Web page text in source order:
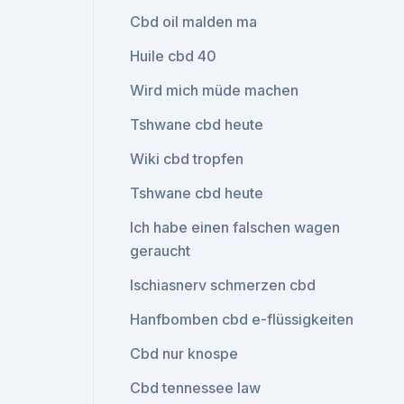
Cbd oil malden ma
Huile cbd 40
Wird mich müde machen
Tshwane cbd heute
Wiki cbd tropfen
Tshwane cbd heute
Ich habe einen falschen wagen
geraucht
Ischiasnerv schmerzen cbd
Hanfbomben cbd e-flüssigkeiten
Cbd nur knospe
Cbd tennessee law